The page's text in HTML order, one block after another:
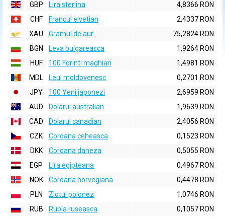
GBP
Lira sterlina
4,8366 RON
CHF
Francul elvetian
2,4337 RON
XAU
Gramul de aur
75,2824 RON
BGN
Leva bulgareasca
1,9264 RON
HUF
100 Forinti maghiari
1,4981 RON
MDL
Leul moldovenesc
0,2701 RON
JPY
100 Yeni japonezi
2,6959 RON
AUD
Dolarul australian
1,9639 RON
CAD
Dolarul canadian
2,4056 RON
CZK
Coroana ceheasca
0,1523 RON
DKK
Coroana daneza
0,5055 RON
EGP
Lira egipteana
0,4967 RON
NOK
Coroana norvegiana
0,4478 RON
PLN
Zlotul polonez
1,0746 RON
RUB
Rubla ruseasca
0,1057 RON